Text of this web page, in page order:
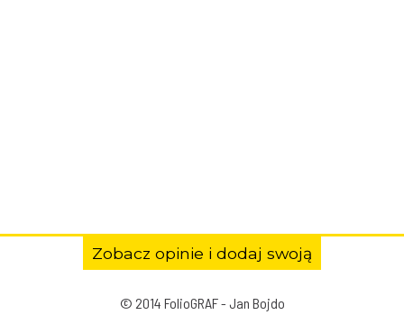
Zobacz opinie i dodaj swoją
© 2014 FolioGRAF - Jan Bojdo